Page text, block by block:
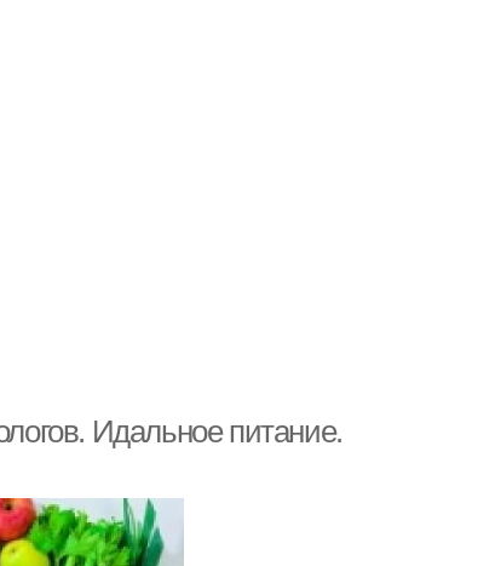
Идальное питание.